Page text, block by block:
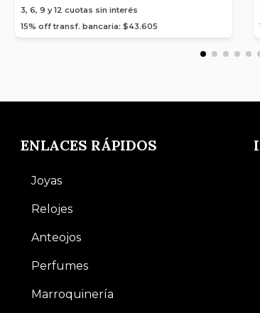
3, 6, 9 y 12 cuotas sin interés
15% off transf. bancaria: $43.605
ENLACES RÁPIDOS
Joyas
Relojes
Anteojos
Perfumes
Marroquinería